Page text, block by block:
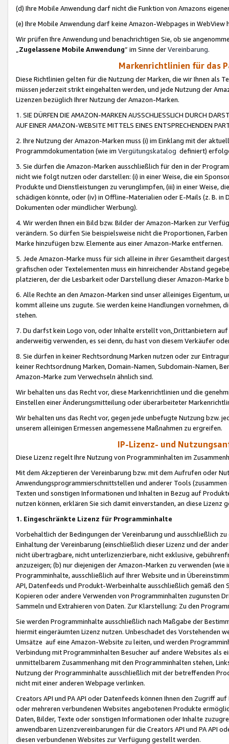
(d) Ihre Mobile Anwendung darf nicht die Funktion von Amazons
(e) Ihre Mobile Anwendung darf keine Amazon-Webpages in WebView
Wir prüfen Ihre Anwendung und benachrichtigen Sie, ob sie
„Zugelassene Mobile Anwendung“ im Sinne derVereinbarung.
Markenrichtlinien für das
Diese Richtlinien gelten für die Nutzung der Marken, die wir Ihnen als
müssen jederzeit strikt eingehalten werden, und jede Nutzung der
Lizenzen bezüglich Ihrer Nutzung der Amazon-Marken.
1. SIE DÜRFEN DIE AMAZON-MARKEN AUSSCHLIESSLICH DURCH
AUF EINER AMAZON-WEBSITE MITTELS EINES ENTSPRECHENDEN
2. Ihre Nutzung der Amazon-Marken muss (i) im Einklang mit der
Programmdokumentation (wie im Vergütungskatalog definiert)
3. Sie dürfen die Amazon-Marken ausschließlich für den in der
nicht wie folgt nutzen oder darstellen: (i) in einer Weise, die ein
Produkte und Dienstleistungen zu verunglimpfen, (iii) in einer Weise,
schädigen könnte, oder (iv) in Offline-Materialien oder E-Mails (z. B. in
Dokumenten oder mündlicher Werbung).
4. Wir werden Ihnen ein Bild bzw. Bilder der Amazon-Marken zur
verändern. So dürfen Sie beispielsweise nicht die Proportionen,
Marke hinzufügen bzw. Elemente aus einer Amazon-Marke entfernen.
5. Jede Amazon-Marke muss für sich alleine in ihrer Gesamtheit
grafischen oder Textelementen muss ein hinreichender Abstand
platzieren, der die Lesbarkeit oder Darstellung dieser Amazon-Marke
6. Alle Rechte an den Amazon-Marken sind unser alleiniges
kommt alleine uns zugute. Sie werden keine Handlungen vornehmen,
stehen.
7. Du darfst kein Logo von, oder Inhalte erstellt von,Drittanbietern auf
anderweitig verwenden, es sei denn, du hast von diesem Verkäufer
8. Sie dürfen in keiner Rechtsordnung Marken nutzen oder zur
keiner Rechtsordnung Marken, Domain-Namen, Subdomain-Namen,
Amazon-Marke zum Verwechseln ähnlich sind.
Wir behalten uns das Recht vor, diese Markenrichtlinien und die
Einstellen einer Änderungsmitteilung oder überarbeiteter
Wir behalten uns das Recht vor, gegen jede unbefugte Nutzung bzw.
unserem alleinigen Ermessen angemessene Maßnahmen zu ergreifen.
IP-Lizenz- und
Diese Lizenz regelt Ihre Nutzung von Programminhalten im
Mit dem Akzeptieren der Vereinbarung bzw. mit dem Aufrufen oder
Anwendungsprogrammierschnittstellen und anderer Tools (zusammen
Texten und sonstigen Informationen und Inhalten in Bezug auf
nutzen können, erklären Sie sich damit einverstanden, an diese Lizenz
1. Eingeschränkte Lizenz für Programminhalte
Vorbehaltlich der Bedingungen der Vereinbarung und ausschließlich
Einhaltung der Vereinbarung (einschließlich dieser Lizenz und der
nicht übertragbare, nicht unterlizenzierbare, nicht exklusive,
anzuzeigen; (b) nur diejenigen der Amazon-Marken zu verwenden
Programminhalte, ausschließlich auf Ihrer Website und in
API, Datenfeeds und Produkt-Werbeinhalte ausschließlich gemäß
Kopieren oder andere Verwenden von Programminhalten zugunsten
Sammeln und Extrahieren von Daten. Zur Klarstellung: Zu den
Sie werden Programminhalte ausschließlich nach Maßgabe der
hiermit eingeräumten Lizenz nutzen. Unbeschadet des Vorstehenden
Umsätze auf eine Amazon-Website zu leiten, und werden
Verbindung mit Programminhalten Besucher auf andere Websites als
unmittelbarem Zusammenhang mit den Programminhalten stehen,
Nutzung der Programminhalte ausschließlich mit der betreffenden
nicht mit einer anderen Webpage verlinken.
Creators API und PA API oder Datenfeeds können Ihnen den Zugriff
oder mehreren verbundenen Websites angebotenen Produkte
Daten, Bilder, Texte oder sonstigen Informationen oder Inhalte
anwendbaren Lizenzvereinbarungen für die Creators API und PA API
diesen verbundenen Websites zur Verfügung gestellt werden.